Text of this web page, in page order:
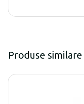
Produse similare